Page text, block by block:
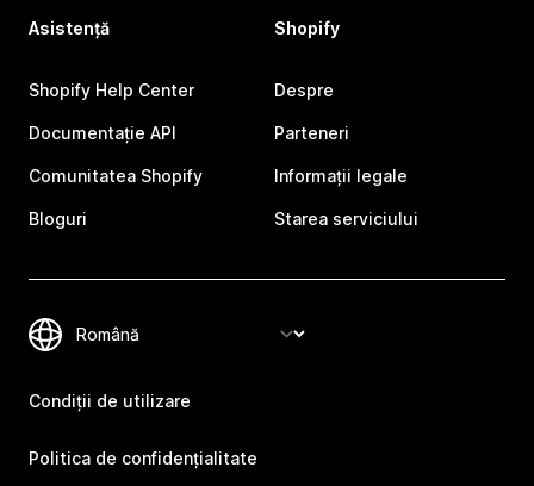
Asistență
Shopify Help Center
Documentație API
Comunitatea Shopify
Bloguri
Shopify
Despre
Parteneri
Informații legale
Starea serviciului
Condiții de utilizare
Politica de confidențialitate